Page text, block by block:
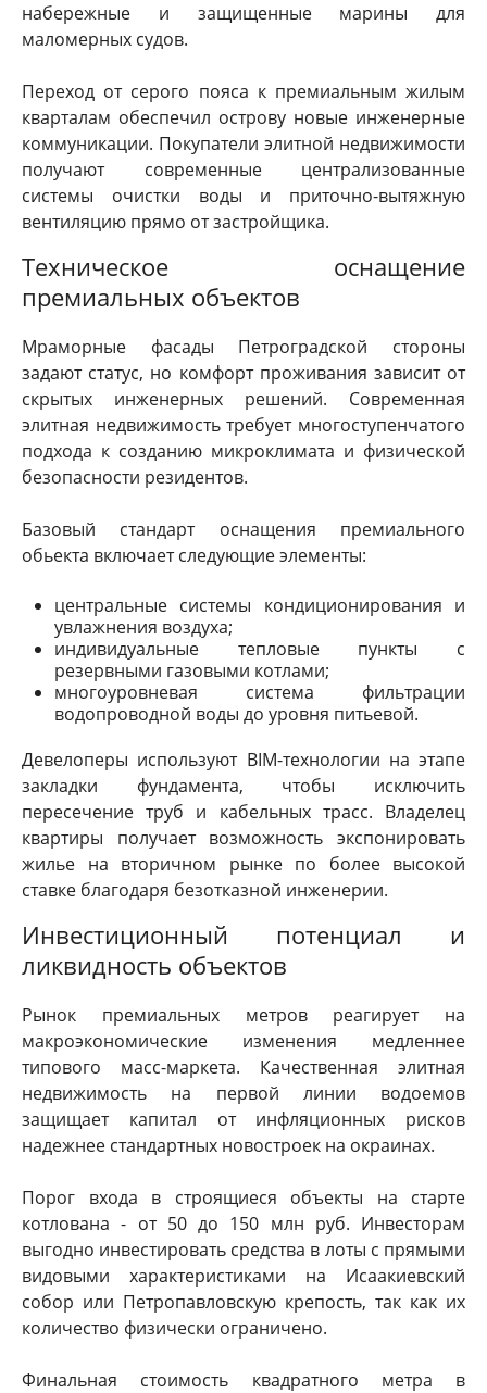
набережные и защищенные марины для
маломерных судов.
Переход от серого пояса к премиальным жилым
кварталам обеспечил острову новые инженерные
коммуникации. Покупатели элитной недвижимости
получают современные централизованные
системы очистки воды и приточно-вытяжную
вентиляцию прямо от застройщика.
Техническое оснащение
премиальных объектов
Мраморные фасады Петроградской стороны
задают статус, но комфорт проживания зависит от
скрытых инженерных решений. Современная
элитная недвижимость требует многоступенчатого
подхода к созданию микроклимата и физической
безопасности резидентов.
Базовый стандарт оснащения премиального
обьекта включает следующие элементы:
центральные системы кондиционирования и
увлажнения воздуха;
индивидуальные тепловые пункты с
резервными газовыми котлами;
многоуровневая система фильтрации
водопроводной воды до уровня питьевой.
Девелоперы используют BIM-технологии на этапе
закладки фундамента, чтобы исключить
пересечение труб и кабельных трасс. Владелец
квартиры получает возможность экспонировать
жилье на вторичном рынке по более высокой
ставке благодаря безотказной инженерии.
Инвестиционный потенциал и
ликвидность объектов
Рынок премиальных метров реагирует на
макроэкономические изменения медленнее
типового масс-маркета. Качественная элитная
недвижимость на первой линии водоемов
защищает капитал от инфляционных рисков
надежнее стандартных новостроек на окраинах.
Порог входа в строящиеся объекты на старте
котлована - от 50 до 150 млн руб. Инвесторам
выгодно инвестировать средства в лоты с прямыми
видовыми характеристиками на Исаакиевский
собор или Петропавловскую крепость, так как их
количество физически ограничено.
Финальная стоимость квадратного метра в